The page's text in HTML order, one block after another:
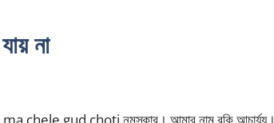
না
ma chele gud choti নমস্কার। আমার নাম রকি আচার্য্য।